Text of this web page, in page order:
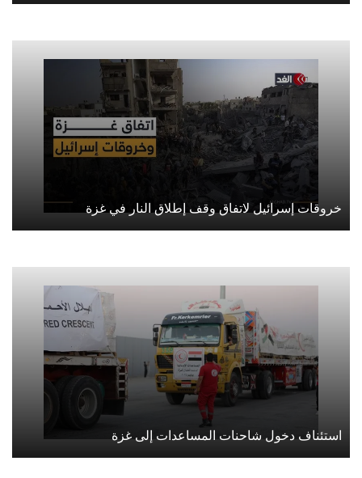
خروقات إسرائيل لاتفاق وقف إطلاق النار في غزة
استئناف دخول شاحنات المساعدات إلى غزة